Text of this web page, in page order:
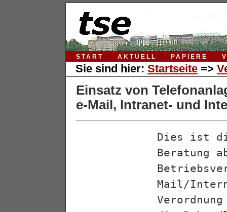
START AKTUELL PAPIERE
Sie sind hier: Startseite =>
Einsatz von
e-Mail, Intranet- und
Dies ist
Beratung
Mail/